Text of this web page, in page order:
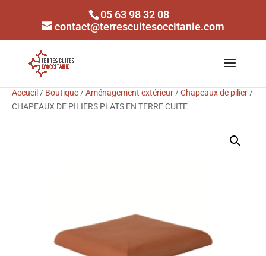
05 63 98 32 08
contact@terrescuitesoccitanie.com
Accueil / Boutique /Aménagement extérieur /Chapeaux de pilier /
CHAPEAUX DE PILIERS PLATS EN TERRE CUITE